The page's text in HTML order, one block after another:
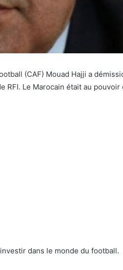
(CAF) Mouad Hajji a
RFI. Le Marocain était au pouvoir
dans le monde du football.